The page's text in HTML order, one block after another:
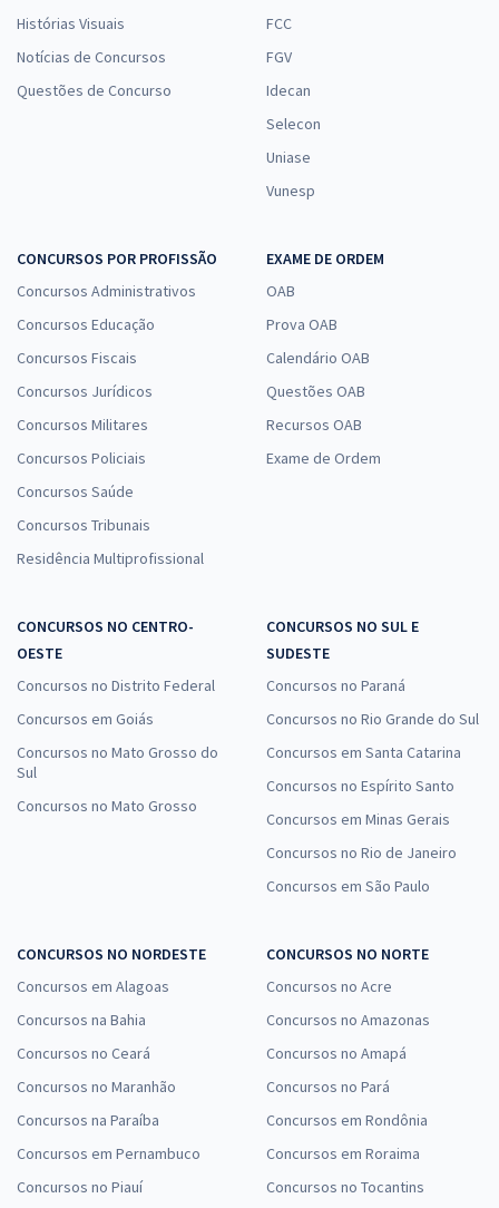
Histórias Visuais
Notícias de Concursos
Questões de Concurso
FCC
FGV
Idecan
Selecon
Uniase
Vunesp
CONCURSOS POR PROFISSÃO
Concursos Administrativos
Concursos Educação
Concursos Fiscais
Concursos Jurídicos
Concursos Militares
Concursos Policiais
Concursos Saúde
Concursos Tribunais
Residência Multiprofissional
EXAME DE ORDEM
OAB
Prova OAB
Calendário OAB
Questões OAB
Recursos OAB
Exame de Ordem
CONCURSOS NO CENTRO-
OESTE
Concursos no Distrito Federal
Concursos em Goiás
Concursos no Mato Grosso do
Sul
Concursos no Mato Grosso
CONCURSOS NO SUL E
SUDESTE
Concursos no Paraná
Concursos no Rio Grande do Sul
Concursos em Santa Catarina
Concursos no Espírito Santo
Concursos em Minas Gerais
Concursos no Rio de Janeiro
Concursos em São Paulo
CONCURSOS NO NORDESTE
Concursos em Alagoas
Concursos na Bahia
Concursos no Ceará
Concursos no Maranhão
Concursos na Paraíba
Concursos em Pernambuco
Concursos no Piauí
CONCURSOS NO NORTE
Concursos no Acre
Concursos no Amazonas
Concursos no Amapá
Concursos no Pará
Concursos em Rondônia
Concursos em Roraima
Concursos no Tocantins